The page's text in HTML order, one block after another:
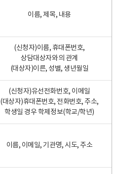
이름, 제목, 내용
(신청자)이름, 휴대폰번호,
상담대상자와의 관계
(대상자)이른, 성별, 생년월일
(신청자)유선전화번호, 이메일
(대상자)휴대폰번호, 전화번호, 주소,
학생일 경우 학제정보(학교/학년)
이름, 이메일, 기관명, 시도, 주소